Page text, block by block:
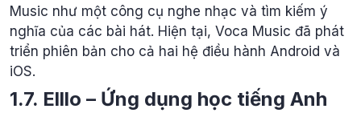
Music như một công cụ nghe nhạc và tìm kiếm ý
nghĩa của các bài hát. Hiện tại, Voca Music đã phát
triển phiên bản cho cả hai hệ điều hành Android và
iOS.
1.7. Elllo – Ứng dụng học tiếng Anh